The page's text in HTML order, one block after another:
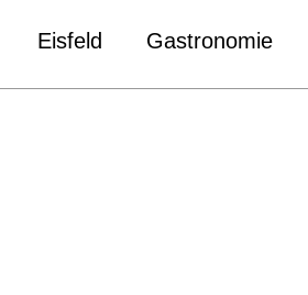
Eisfeld Gastronomie